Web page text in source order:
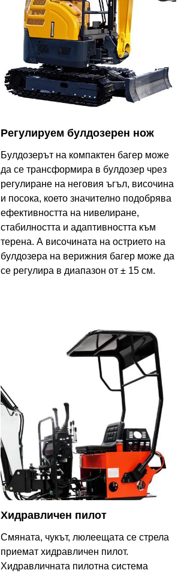
Регулируем булдозерен нож
Булдозерът на компактен багер може
да се трансформира в булдозер чрез
регулиране на неговия ъгъл, височина
и посока, което значително подобрява
ефективността на нивелиране,
стабилността и адаптивността към
терена. А височината на острието на
булдозера на верижния багер може да
се регулира в диапазон от ± 15 см.
Хидравличен пилот
Смяната, чукът, люлеещата се стрела
приемат хидравличен пилот.
Хидравличната пилотна система